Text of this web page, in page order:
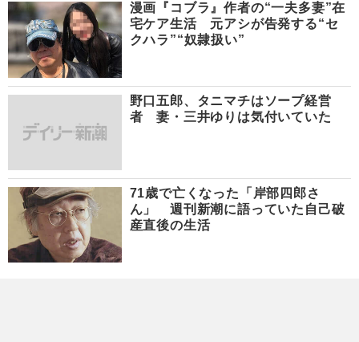
漫画『コブラ』作者の“一夫多妻”在
宅ケア生活 元アシが告発する“セ
クハラ”“奴隷扱い”
野口五郎、タニマチはソープ経営
者 妻・三井ゆりは気付いていた
71歳で亡くなった「岸部四郎さ
ん」 週刊新潮に語っていた自己破
産直後の生活